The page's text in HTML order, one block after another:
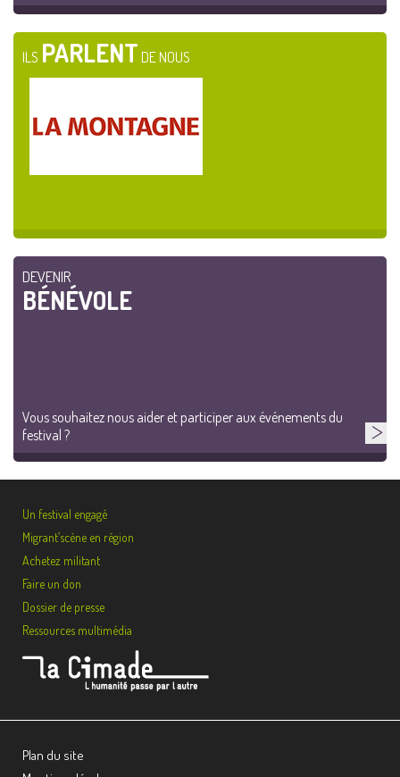
ILS PARLENT DE NOUS
DEVENIR
BÉNÉVOLE
Vous souhaitez nous aider et participer aux événements du
festival ?
Un festival engagé
Migrant’scène en région
Achetez militant
Faire un don
Dossier de presse
Ressources multimédia
Plan du site